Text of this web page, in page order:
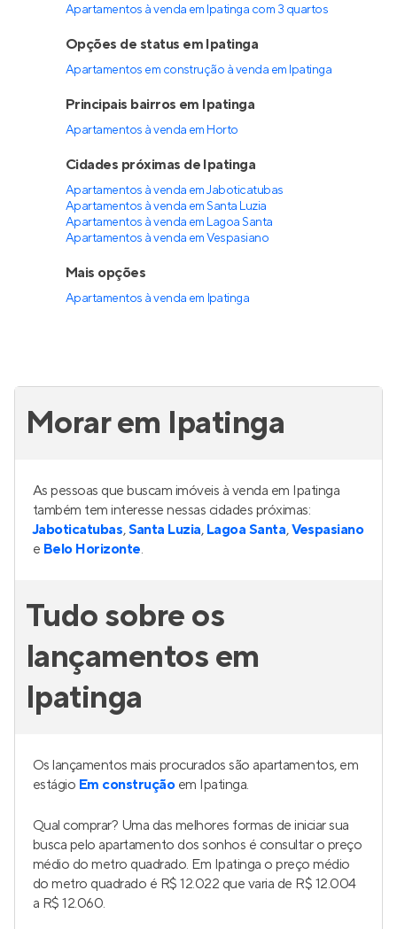
Apartamentos à venda em Ipatinga com 3 quartos
Opções de status em Ipatinga
Apartamentos em construção à venda em Ipatinga
Principais bairros em Ipatinga
Apartamentos à venda em Horto
Cidades próximas de Ipatinga
Apartamentos à venda em Jaboticatubas
Apartamentos à venda em Santa Luzia
Apartamentos à venda em Lagoa Santa
Apartamentos à venda em Vespasiano
Mais opções
Apartamentos à venda em Ipatinga
Morar em Ipatinga
As pessoas que buscam imóveis à venda em Ipatinga
também tem interesse nessas cidades próximas:
Jaboticatubas,Santa Luzia, Lagoa Santa,Vespasiano
e Belo Horizonte.
Tudo sobre os
lançamentos em
Ipatinga
Os lançamentos mais procurados são apartamentos, em
estágio Em construçãoem Ipatinga.
Qual comprar? Uma das melhores formas de iniciar sua
busca pelo apartamento dos sonhos é consultar o preço
médio do metro quadrado. Em Ipatinga o preço médio
do metro quadrado é R$ 12.022 que varia de R$ 12.004
a R$ 12.060.